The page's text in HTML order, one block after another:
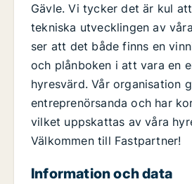
Gävle. Vi tycker det är kul
tekniska utvecklingen av
ser att det både finns en
och plånboken i att vara en
hyresvärd. Vår organisation
entreprenörsanda och har
vilket uppskattas av våra
Välkommen till Fastpartner!
Information och data